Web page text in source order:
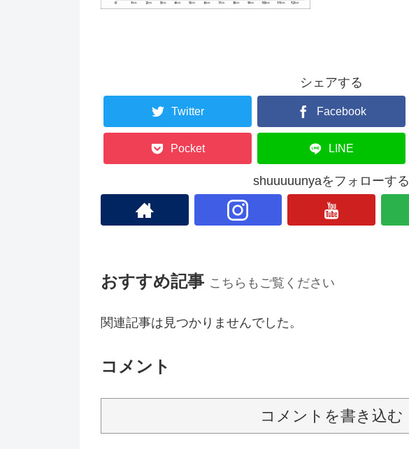
シェアする
Twitter Facebook
Pocket LINE
shuuuuunyaをフォローする
おすすめ記事 こちらもご覧ください
関連記事は見つかりませんでした。
コメント
コメントを書き込む